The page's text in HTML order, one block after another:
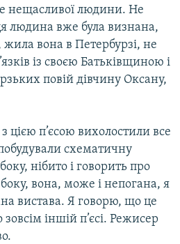
нещасливої людини. Не
людина вже була визнана,
жила вона в Петербурзі, не
із своєю Батьківщиною і
повій дівчину Оксану,
цією п’єсою вихолостили все
схематичну
нібито і говорить про
вона, може і непогана, я
вистава. Я говорю, що це
іншій п’єсі. Режисер